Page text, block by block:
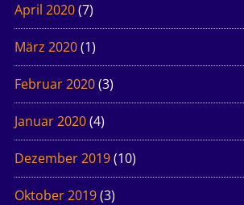
April 2020(7)
März 2020(1)
Februar 2020(3)
Januar 2020(4)
Dezember 2019(10)
Oktober 2019(3)